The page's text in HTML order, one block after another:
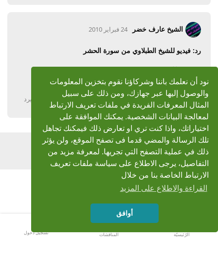
نود أن نعلمك باننا وشركاؤنا نقوم بتخزين المعلومات
والوصول إليها عبر جهازك، ومن ذلك على سبيل
المثال المعرفات الفريدة في ملفات تعريف الارتباط
لمعالجة البيانات الشخصية. يمكنك الموافقة على
اختياراتك، واذا كنت تري او تعارض ذلك فيمكنك تجاهل
تلك الرسالة والمضي قدما فى تصفح الموقع، ولن يؤثر
ذلك في عملية التصفح التي تجريها. لمعرفة مزيد من
التفاصيل، يرجى الاطلاع على سياسة ملفات تعريف
الارتباط الخاصة بنا من خلال
القراءة والاطلاع على المزيد
أوافق
الشيخ عارف خضر 24 فبراير 2010
رد: فيديو للشيخ الطبلاوي من سورة الحشر
شـكــ وبارك الله فيك ـــرا لك ... لك مني أجمل تحية
يرد
اضف رد
الرّئيسيّة المناقشات تسجيل دخول